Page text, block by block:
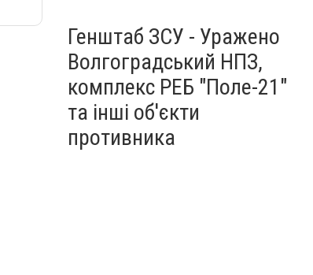
Генштаб ЗСУ - Уражено
Волгоградський НПЗ,
комплекс РЕБ "Поле-21"
та інші об'єкти
противника